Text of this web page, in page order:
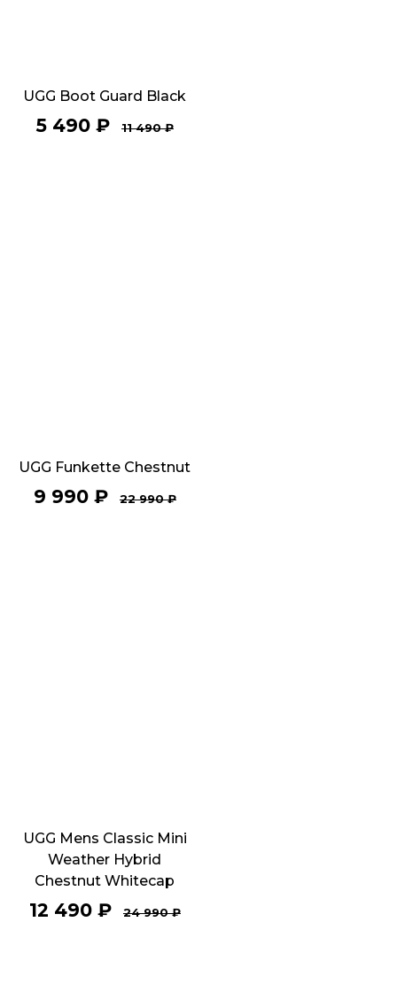
UGG Boot Guard Black
5 490₽ 11 490₽
UGG Funkette Chestnut
9 990₽ 22 990₽
UGG Mens Classic Mini
Weather Hybrid
Chestnut Whitecap
12 490₽ 24 990₽